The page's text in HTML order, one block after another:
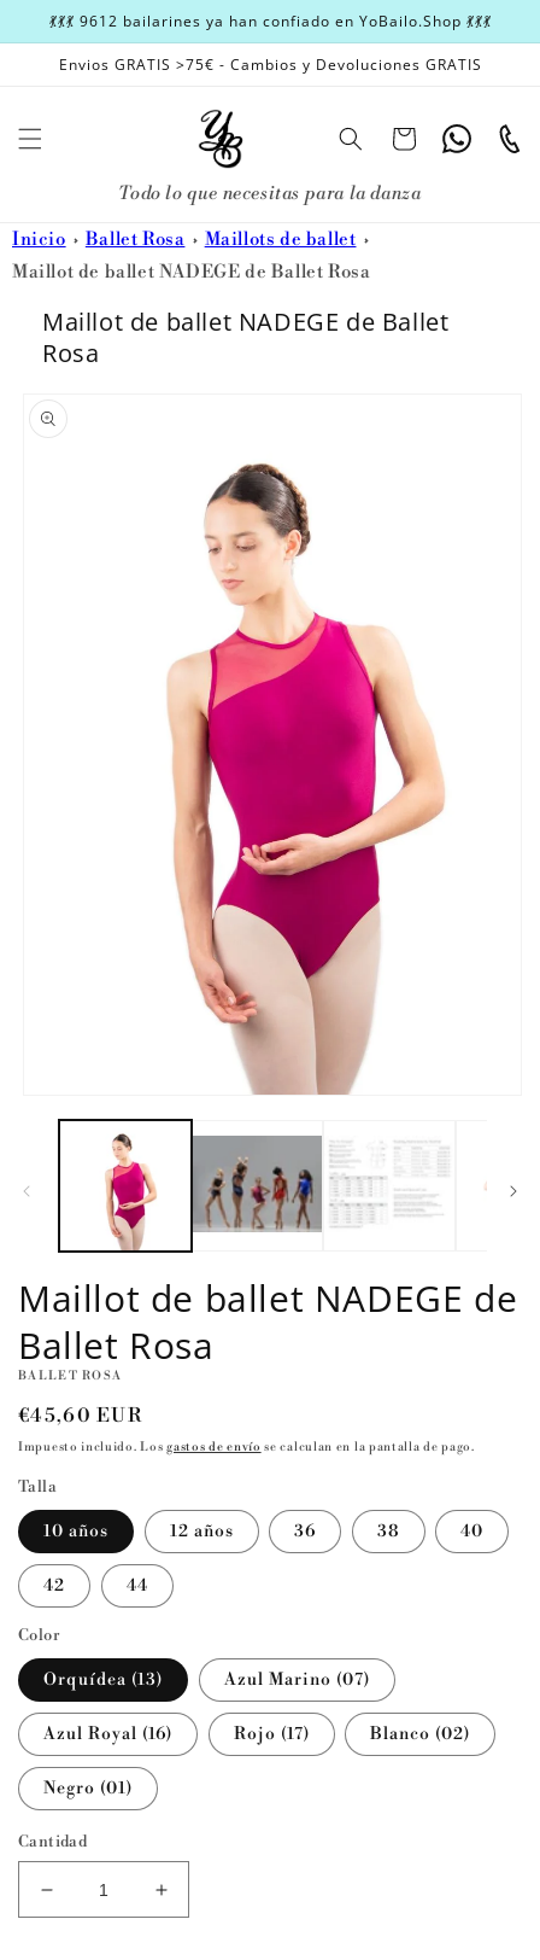
directamente
al contenido
💃💃💃 9612 bailarines ya han confiado en YoBailo.Shop 💃💃💃
Envios GRATIS >75€ - Cambios y Devoluciones GRATIS
CarritoWhatsapp
Todo lo que necesitas para la danza
Inicio
Ballet Rosa
Maillots de ballet
Maillot de ballet NADEGE de Ballet Rosa
Maillot de ballet NADEGE de Ballet
Rosa
a la
información
elemento
una
Maillot de ballet NADEGE de
Ballet Rosa
BALLET ROSA
Precio
habitual
€45,60 EUR
Impuesto incluido. Losgastos de envío se calculan en la pantalla de pago.
Talla
10 años 12 años 36 38 40
42 44
Color
Orquídea (13) Azul Marino (07)
Azul Royal (16) Rojo (17) Blanco (02)
Negro (01)
Cantidad
Reducir
cantidad
Aumentar
cantidad